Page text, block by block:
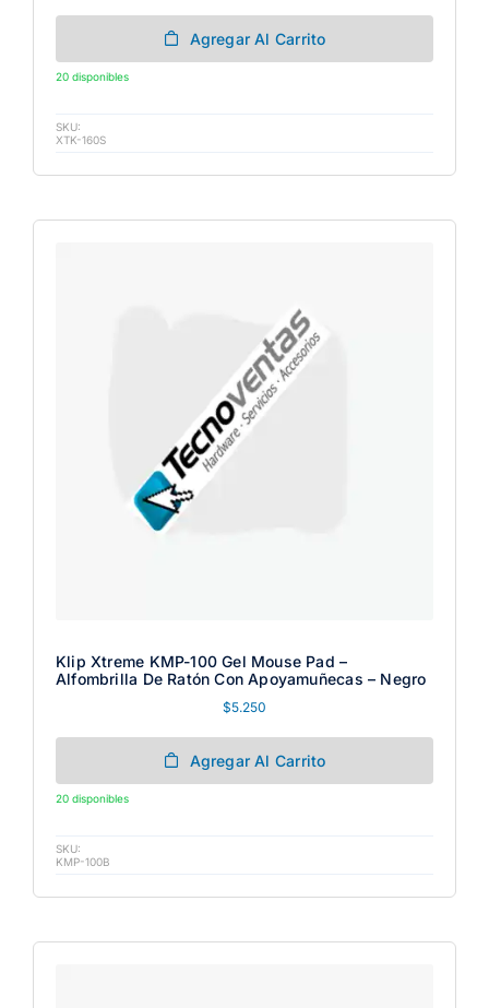
Agregar Al Carrito
20 disponibles
SKU:
XTK-160S
Klip Xtreme KMP-100 Gel Mouse Pad –
Alfombrilla De Ratón Con Apoyamuñecas – Negro
$5.250
Agregar Al Carrito
20 disponibles
SKU:
KMP-100B